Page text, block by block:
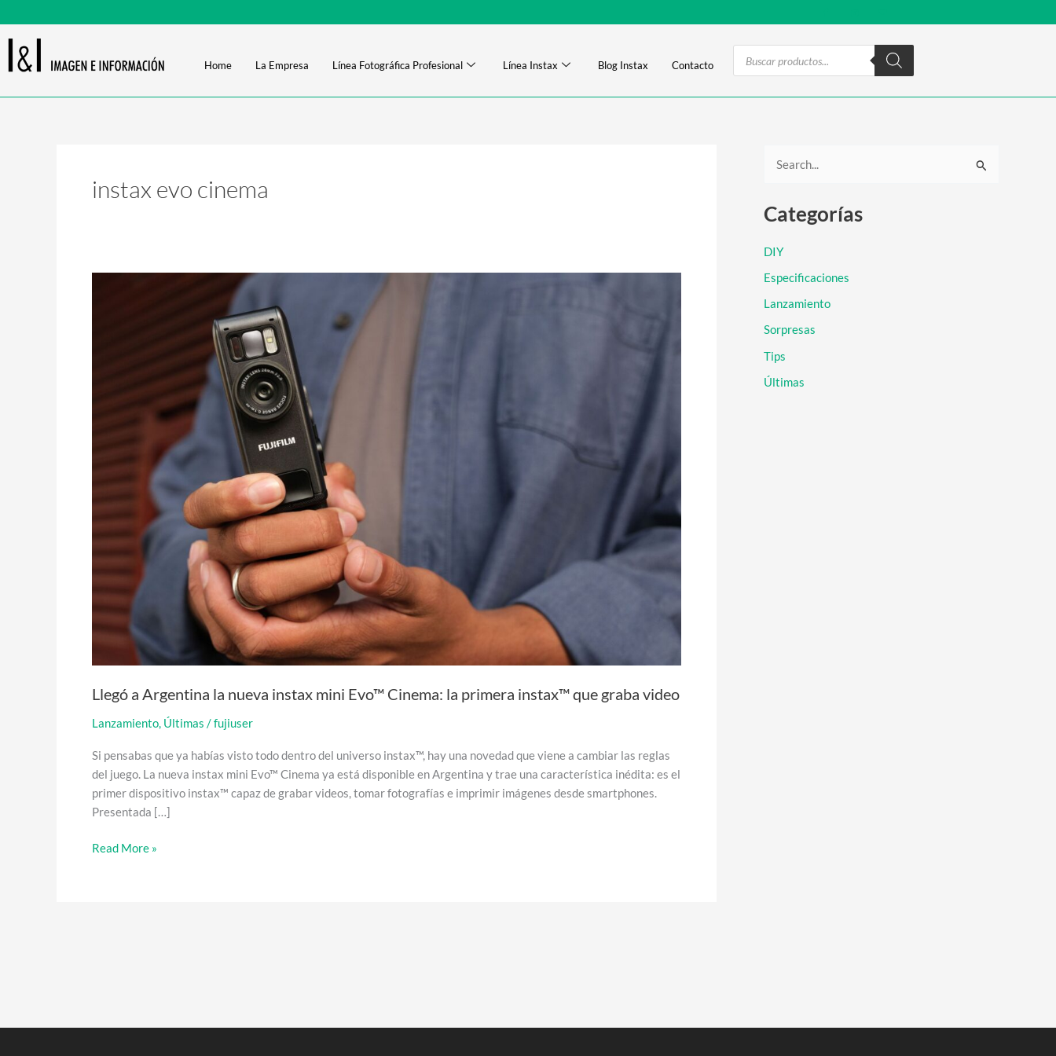
al
contenido
Home La Empresa Línea Fotográfica Profesional Línea Instax Blog Instax Contacto
Products
search
instax evo cinema
Llegó a Argentina la nueva instax mini Evo™ Cinema: la primera instax™ que graba video
Lanzamiento, Últimas /fujiuser
Si pensabas que ya habías visto todo dentro del universo instax™, hay una novedad que viene a cambiar las reglas
del juego. La nueva instax mini Evo™ Cinema ya está disponible en Argentina y trae una característica inédita: es el
primer dispositivo instax™ capaz de grabar videos, tomar fotografías e imprimir imágenes desde smartphones.
Presentada […]
Cinema:
primera
instax™
que
Read More »
s
r
p
o
r
:
Categorías
DIY
Especificaciones
Lanzamiento
Sorpresas
Tips
Últimas